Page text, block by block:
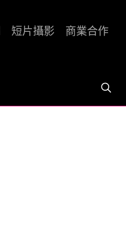
短片攝影 商業合作